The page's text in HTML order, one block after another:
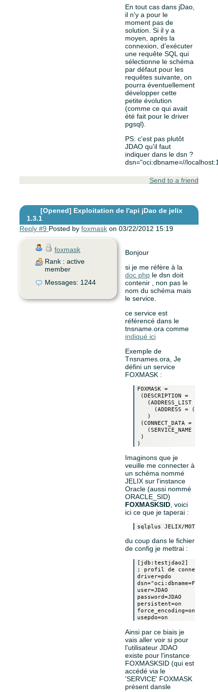
En tout cas dans jDao,
il n'y a pour le
moment pas de
solution. Si il y a
moyen, après la
connexion, d’exécuter
une requête SQL qui
sélectionne le schéma
par défaut pour les
requêtes suivante, on
pourra éventuellement
développer cette
petite évolution
(comme ce qui avait
été fait pour le driver
pgsql).
PS: c'est pas plutôt
JDAO qu'il faut
indiquer dans le dsn ?
dsn="oci:dbname=//
Send to a friend
[Opened] Exploitation de l'api jDao de jelix
1.3.1
Reply #9 Posted byfoxmask on 03/22/2012 15:19
foxmask
Rank : active
member
Messages: 1244
Bonjour
si je me réfère à la
doc php le dsn doit
contenir , non pas le
nom du schéma mais
le service.
ce service est
référencé dans le
tnsname.ora comme
indiqué ici
Exemple de
Tnsnames.ora, Je
défini un service
FOXMASK :
FOXMASK =
(DESCRIPTION =
   (ADDRESS_LIST =
(ADDRESS =
   )
(CONNECT_DATA =
(SERVICE_NAME =
)
Imaginons que je
veuille me connecter à
un schéma nommé
JELIX sur l'instance
Oracle (aussi nommé
ORACLE_SID)
FOXMASKSID, voici
ici ce que je taperai :
du coup dans le fichier
de config je mettrai :
[jdb:testjdao2]
; profil de connexion à
driver=pdo
user=JDAO
password=JDAO
persistent=on
force_encoding=on
Ainsi par ce biais je
vais aller voir si pour
l'utilisateur JDAO
existe pour l'instance
FOXMASKSID (qui est
accédé via le
'SERVICE' FOXMASK
présent dansle